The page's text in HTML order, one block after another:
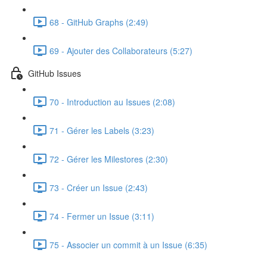
68 - GitHub Graphs (2:49)
69 - Ajouter des Collaborateurs (5:27)
GitHub Issues
70 - Introduction au Issues (2:08)
71 - Gérer les Labels (3:23)
72 - Gérer les Milestores (2:30)
73 - Créer un Issue (2:43)
74 - Fermer un Issue (3:11)
75 - Associer un commit à un Issue (6:35)